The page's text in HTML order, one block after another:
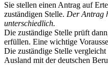
Sie stellen einen Antrag auf
zuständigen Stelle. Der Antrag
unterschiedlich.
Die zuständige Stelle prüft
erfüllen. Eine wichtige
Die zuständige Stelle
Ausland mit der deutschen